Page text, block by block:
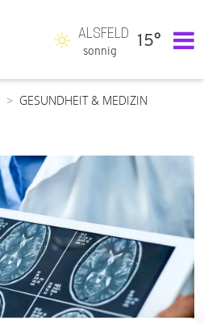
ALSFELD
sonnig
15°
GESUNDHEIT & MEDIZIN